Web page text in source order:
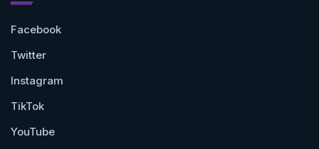
Facebook
Twitter
Instagram
TikTok
YouTube